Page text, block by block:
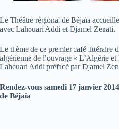
Le Théâtre régional de Béjaïa
avec Lahouari Addi et Djamel Zenati.
Le thème de ce premier café littéraire
algérienne de l’ouvrage « L’Algérie
Lahouari Addi préfacé par Djamel
Rendez-vous samedi 17 janvier
de Béjaïa